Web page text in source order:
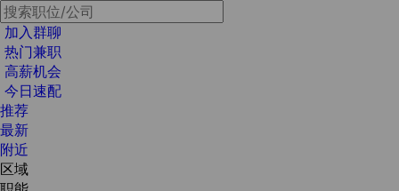
加入群聊
热门兼职
高薪机会
今日速配
推荐
最新
附近
区域